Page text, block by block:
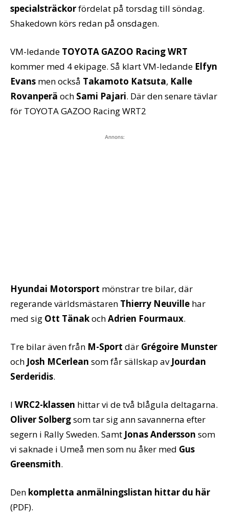
specialsträckorfördelat på torsdag till söndag.
Shakedown körs redan på onsdagen.
VM-ledande TOYOTA GAZOO Racing WRT
kommer med 4 ekipage. Så klart VM-ledande Elfyn
Evans men också Takamoto Katsuta, Kalle
Rovanperä och Sami Pajari. Där den senare tävlar
för TOYOTA GAZOO Racing WRT2
Annons:
Hyundai Motorsport mönstrar tre bilar, där
regerande världsmästaren Thierry Neuville har
med sig Ott TänakochAdrien Fourmaux.
Tre bilar även från M-Sport där Grégoire Munster
och Josh MCerlean som får sällskap av Jourdan
Serderidis.
I WRC2-klassen hittar vi de två blågula deltagarna.
Oliver Solbergsom tar sig ann savannerna efter
segern i Rally Sweden. Samt Jonas Andersson som
vi saknade i Umeå men som nu åker med Gus
Greensmith.
Den kompletta anmälningslistan hittar du här
(PDF).